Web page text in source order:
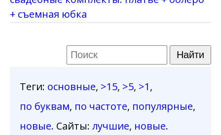
+ съемная юбка
Теги: основные, >15, >5, >1,
по буквам, по частоте, популярные,
новые. Сайты: лучшие, новые.